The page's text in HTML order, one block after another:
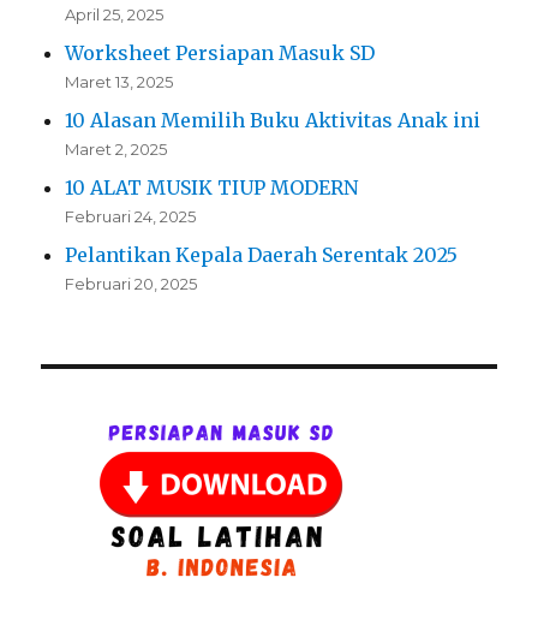
April 25, 2025
Worksheet Persiapan Masuk SD
Maret 13, 2025
10 Alasan Memilih Buku Aktivitas Anak ini
Maret 2, 2025
10 ALAT MUSIK TIUP MODERN
Februari 24, 2025
Pelantikan Kepala Daerah Serentak 2025
Februari 20, 2025